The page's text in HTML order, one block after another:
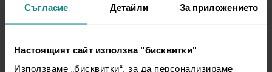
Съгласие Детайли За приложението
Настоящият сайт използва "бисквитки"
Използваме „бисквитки“, за да персонализираме